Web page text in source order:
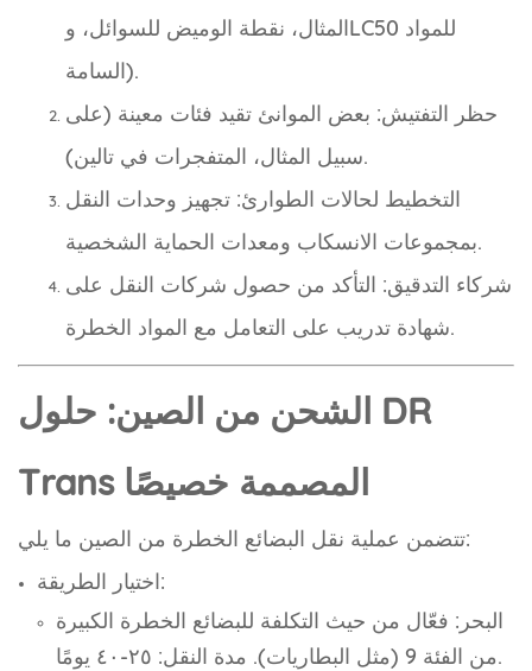
المثال، نقطة الوميض للسوائل، وLC50 للمواد
السامة).
حظر التفتيش: بعض الموانئ تقيد فئات معينة (على
سبيل المثال، المتفجرات في تالين).
التخطيط لحالات الطوارئ: تجهيز وحدات النقل
بمجموعات الانسكاب ومعدات الحماية الشخصية.
شركاء التدقيق: التأكد من حصول شركات النقل على
شهادة تدريب على التعامل مع المواد الخطرة.
الشحن من الصين: حلول DR
Trans المصممة خصيصًا
تتضمن عملية نقل البضائع الخطرة من الصين ما يلي:
اختيار الطريقة:
البحر: فعّال من حيث التكلفة للبضائع الخطرة الكبيرة
من الفئة 9 (مثل البطاريات). مدة النقل: ٢٥-٤٠ يومًا.